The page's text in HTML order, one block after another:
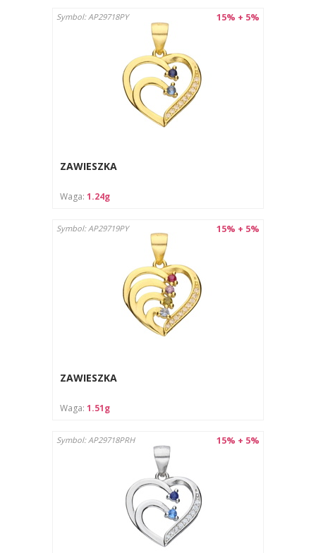
15% + 5%
Symbol: AP29718PY
ZAWIESZKA
Waga: 1.24g
15% + 5%
Symbol: AP29719PY
ZAWIESZKA
Waga: 1.51g
15% + 5%
Symbol: AP29718PRH